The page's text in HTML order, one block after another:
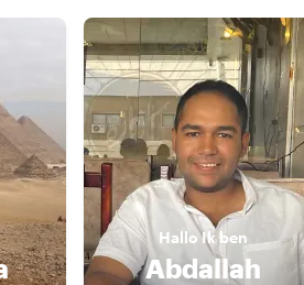
Hallo Ik ben
Abdallah